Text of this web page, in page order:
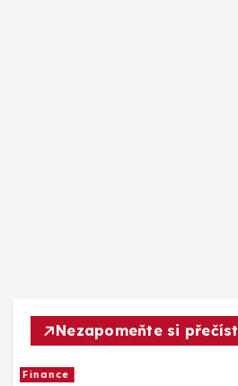
Nezapomeňte si přečíst